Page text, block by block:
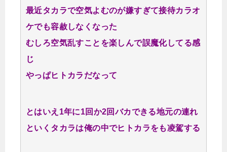
最近タカラで空気よむのが嫌すぎて接待カラオ
ケでも容赦しなくなった
むしろ空気乱すことを楽しんで誤魔化してる感
じ
やっぱヒトカラだなって
とはいえ1年に1回か2回バカできる地元の連れ
といくタカラは俺の中でヒトカラをも凌駕する